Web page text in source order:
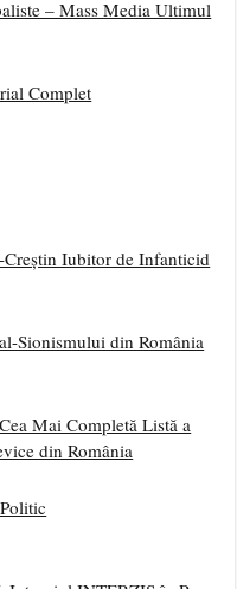
– Mass Media Ultimul
Complet
Iubitor de Infanticid
Sionismului din România
Mai Completă Listă a
din România